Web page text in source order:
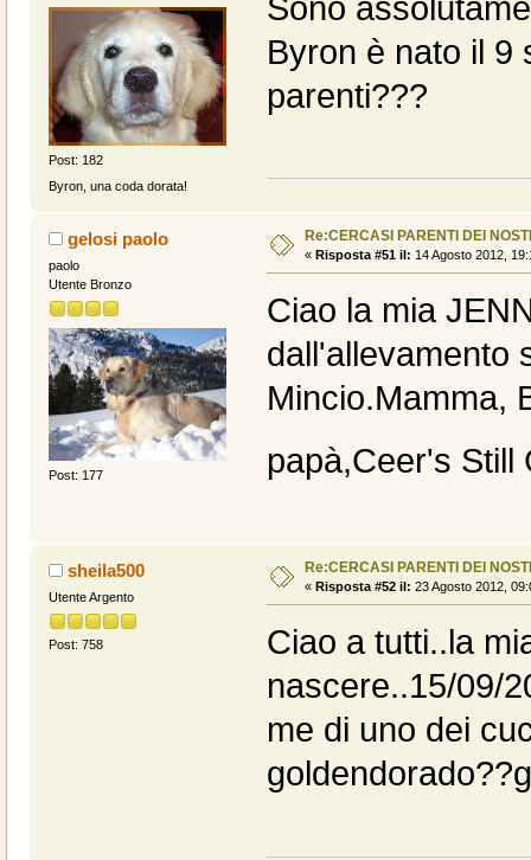
Post: 182
Byron, una coda dorata!
Sono
Byron è nato il
parenti???
gelosi paolo
paolo
Utente Bronzo
Post: 177
Re:CERCASI PARENTI DEI
« Risposta #51 il: 14 Agosto 2012,
Ciao la mia
dall'allevamento
Mincio.Mamma,
papà,Ceer's Still
sheila500
Utente Argento
Post: 758
Re:CERCASI PARENTI DEI
« Risposta #52 il: 23 Agosto 2012,
Ciao a tutti..la
nascere..15/09/
me di uno dei